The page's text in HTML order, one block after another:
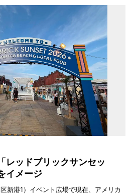
レッドブリックサンセッ
イメージ
新港1）イベント広場で現在、アメリカ